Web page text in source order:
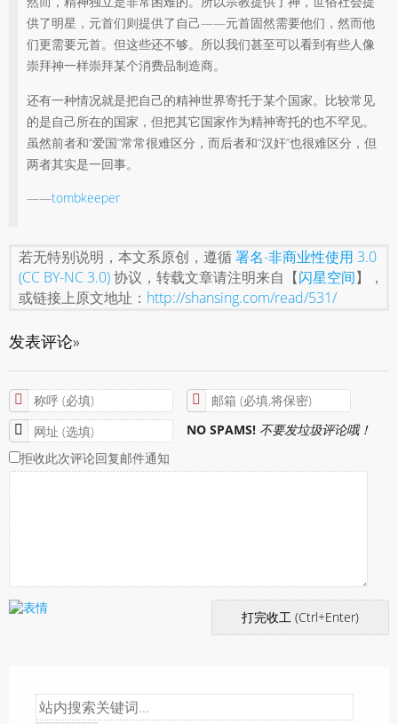
供了明星，元首们则提供了自己——元首固然需要他们，然而他
们更需要元首。但这些还不够。所以我们甚至可以看到有些人像
崇拜神一样崇拜某个消费品制造商。
还有一种情况就是把自己的精神世界寄托于某个国家。比较常见
的是自己所在的国家，但把其它国家作为精神寄托的也不罕见。
虽然前者和“爱国”常常很难区分，而后者和“汉奸”也很难区分，但
两者其实是一回事。
——tombkeeper
若无特别说明，本文系原创，遵循署名-非商业性使用 3.0
(CC BY-NC 3.0)协议，转载文章请注明来自【闪星空间】，
或链接上原文地址： http://shansing.com/read/531/
发表评论»
NO SPAMS! 不要发垃圾评论哦！
拒收此次评论回复邮件通知